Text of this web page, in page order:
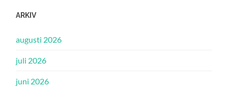
ARKIV
augusti 2026
juli 2026
juni 2026